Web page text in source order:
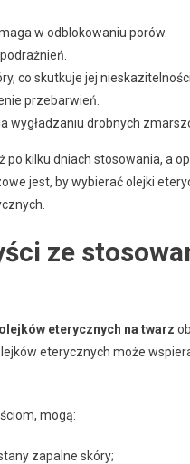
w odblokowaniu porów.
co skutkuje jej
przebarwień.
wygładzaniu drobnych
po kilku dniach stosowania, a
jest, by wybierać olejki
ze
eterycznych na twarz
eterycznych może
mogą:
zapalne skóry;